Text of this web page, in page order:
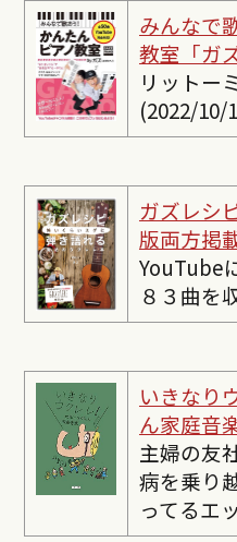
みんなで
教室「ガ
リットー
(2022/10/
ガズレシ
版両方掲
YouTube
８３曲を
いきなり
ん家庭音
主婦の友
病を乗り
ってるエ